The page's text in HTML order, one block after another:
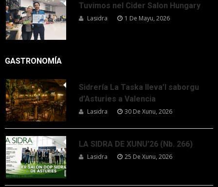
Tuvimos nel Cider Salon Hungary
Lasidra 1 De Mayu, 2026
GASTRONOMÍA
Sidrería La Taska lleva’l saborgu
d’Asturies a Valencia
Lasidra 30 De Xunu, 2026
LA SIDRA DE XUNU’26 (Nb. 266)
Lasidra 25 De Xunu, 2026